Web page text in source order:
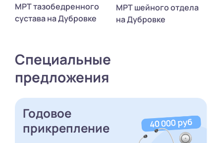
МРТ тазобедренного
сустава на Дубровке
МРТ шейного отдела
на Дубровке
Специальные
предложения
Годовое
прикрепление